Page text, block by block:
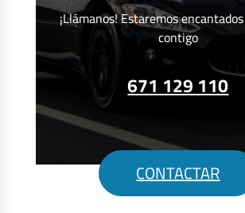
¡Llámanos! Estaremos
contigo
671 129 110
CONTACTAR